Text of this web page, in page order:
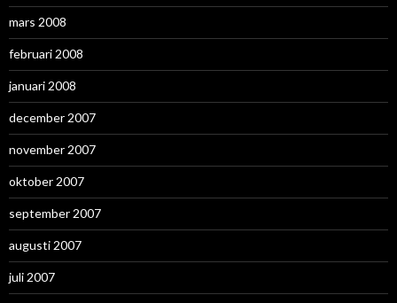
mars 2008
februari 2008
januari 2008
december 2007
november 2007
oktober 2007
september 2007
augusti 2007
juli 2007